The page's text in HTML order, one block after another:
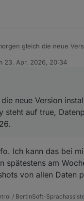
gleich die neue
23. Apr. 2026, 20:34
von
neue Version
steht auf true,
Ich kann das bei
spätestens am
von allen Daten
/ BertinSoft-